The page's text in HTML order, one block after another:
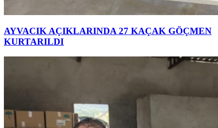
AYVACIK AÇIKLARINDA 27 KAÇAK GÖÇMEN
KURTARILDI